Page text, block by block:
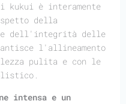
è interamente
della
e dell'integrità delle
l'allineamento
pulita e con le
intensa e un